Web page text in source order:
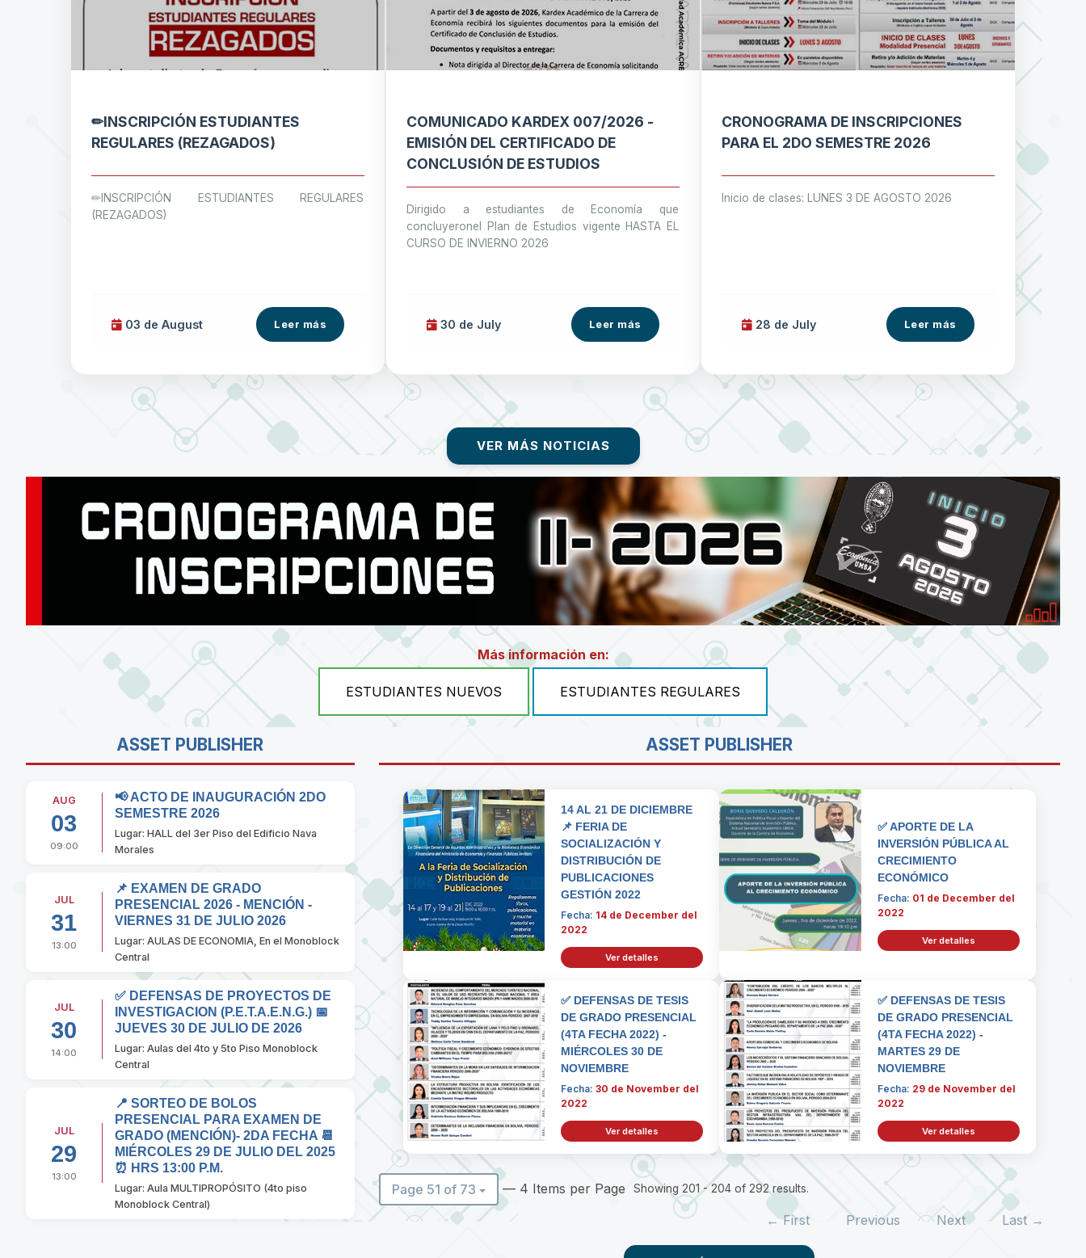
✏INSCRIPCIÓN ESTUDIANTES
REGULARES (REZAGADOS)
✏INSCRIPCIÓN ESTUDIANTES REGULARES
(REZAGADOS)
03 deAugust Leer más
COMUNICADO KARDEX 007/2026 -
EMISIÓN DEL CERTIFICADO DE
CONCLUSIÓN DE ESTUDIOS
Dirigido a estudiantes de Economía que
concluyeronel Plan de Estudios vigente HASTA EL
CURSO DE INVIERNO 2026
30 de July Leer más
CRONOGRAMA DE INSCRIPCIONES
PARA EL 2DO SEMESTRE 2026
Inicio de clases: LUNES 3 DE AGOSTO 2026
28 de July Leer más
VER MÁS NOTICIAS
Más información en:
ESTUDIANTES NUEVOS ESTUDIANTES REGULARES
ASSET PUBLISHER
AUG
03
09:00
📢 ACTO DE INAUGURACIÓN 2DO
SEMESTRE 2026
Lugar: HALL del 3er Piso del Edificio Nava
Morales
JUL
31
13:00
📌 EXAMEN DE GRADO
PRESENCIAL 2026 - MENCIÓN -
VIERNES 31 DE JULIO 2026
Lugar: AULAS DE ECONOMIA, En el Monoblock
Central
JUL
30
14:00
✅ DEFENSAS DE PROYECTOS DE
INVESTIGACION (P.E.T.A.E.N.G.) 📅
JUEVES 30 DE JULIO DE 2026
Lugar: Aulas del 4to y 5to Piso Monoblock
Central
JUL
29
13:00
📍 SORTEO DE BOLOS
PRESENCIAL PARA EXAMEN DE
GRADO (MENCIÓN)- 2DA FECHA 📆
MIÉRCOLES 29 DE JULIO DEL 2025
⏰ HRS 13:00 P.M.
Lugar: Aula MULTIPROPÓSITO (4to piso
Monoblock Central)
ASSET PUBLISHER
14 AL 21 DE DICIEMBRE
📌 FERIA DE
SOCIALIZACIÓN Y
DISTRIBUCIÓN DE
PUBLICACIONES
GESTIÓN 2022
Fecha: 14 de December del
2022
Ver detalles
✅ APORTE DE LA
INVERSIÓN PÚBLICA AL
CRECIMIENTO
ECONÓMICO
Fecha: 01 de December del
2022
Ver detalles
✅ DEFENSAS DE TESIS
DE GRADO PRESENCIAL
(4TA FECHA 2022) -
MIÉRCOLES 30 DE
NOVIEMBRE
Fecha:30 de November del
2022
Ver detalles
✅ DEFENSAS DE TESIS
DE GRADO PRESENCIAL
(4TA FECHA 2022) -
MARTES 29 DE
NOVIEMBRE
Fecha: 29 de November del
2022
Ver detalles
Page 51 of 73 — 4 Items per Page Showing 201 - 204 of 292 results.
← First Previous Next Last →